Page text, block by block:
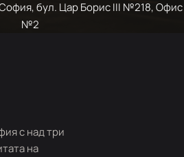
София, бул. Цар Борис III №218, Офис
№2
с над три
на